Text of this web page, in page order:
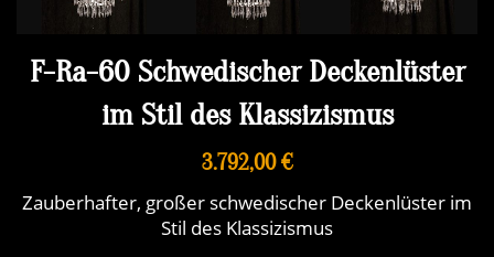
F-Ra-60 Schwedischer Deckenlüster
im Stil des Klassizismus
3.792,00 €
Zauberhafter, großer schwedischer Deckenlüster im
Stil des Klassizismus